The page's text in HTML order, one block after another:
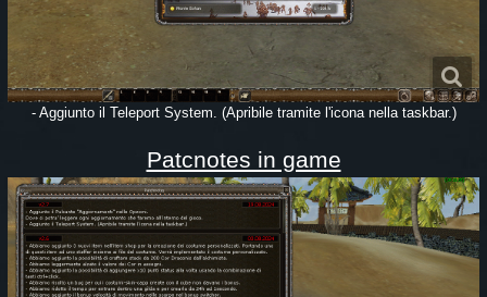
- Aggiunto il Teleport System. (Apribile tramite l'icona nella taskbar.)
Patcnotes in game